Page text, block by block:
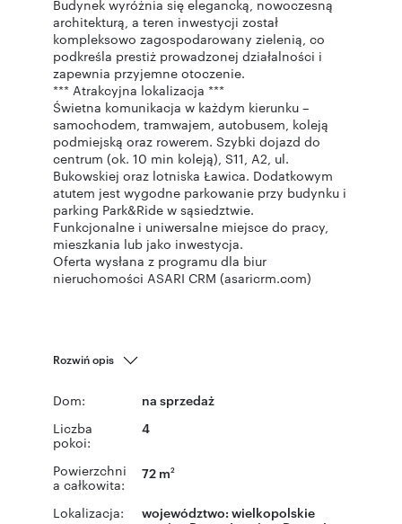
Budynek wyróżnia się elegancką, nowoczesną
architekturą, a teren inwestycji został
kompleksowo zagospodarowany zielenią, co
podkreśla prestiż prowadzonej działalności i
zapewnia przyjemne otoczenie.
*** Atrakcyjna lokalizacja ***
Świetna komunikacja w każdym kierunku –
samochodem, tramwajem, autobusem, koleją
podmiejską oraz rowerem. Szybki dojazd do
centrum (ok. 10 min koleją), S11, A2, ul.
Bukowskiej oraz lotniska Ławica. Dodatkowym
atutem jest wygodne parkowanie przy budynku i
parking Park&Ride w sąsiedztwie.
Funkcjonalne i uniwersalne miejsce do pracy,
mieszkania lub jako inwestycja.
Oferta wysłana z programu dla biur
nieruchomości ASARI CRM (asaricrm.com)
Rozwiń opis
Dom: na sprzedaż
Liczba
pokoi:
4
Powierzchni
a całkowita:
72 m2
Lokalizacja: województwo: wielkopolskie